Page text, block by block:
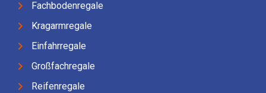
Fachbodenregale
Kragarmregale
Einfahrregale
Großfachregale
Reifenregale